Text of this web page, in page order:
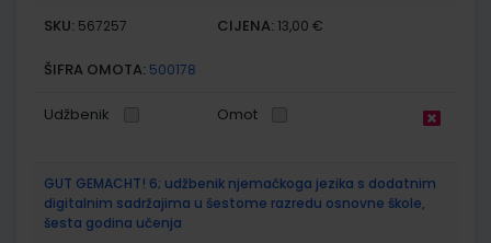
SKU: 567257 CIJENA: 13,00 €
ŠIFRA OMOTA: 500178
Udžbenik Omot
GUT GEMACHT! 6; udžbenik njemačkoga jezika s dodatnim
digitalnim sadržajima u šestome razredu osnovne škole,
šesta godina učenja